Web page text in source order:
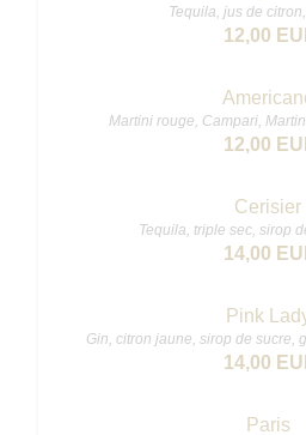
Tequila, jus de
12,00
Martini rouge, Campari,
12,00
Cerisier
Tequila, triple sec, sirop
14,00
Pink
Gin, citron jaune, sirop de sucre,
14,00
Paris